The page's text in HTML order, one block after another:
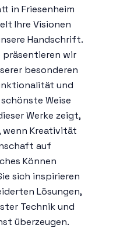
in Friesenheim
Ihre Visionen
Handschrift.
präsentieren wir
besonderen
und
Weise
Werke zeigt,
wenn Kreativität
auf
Können
sich inspirieren
Lösungen,
Technik und
überzeugen.